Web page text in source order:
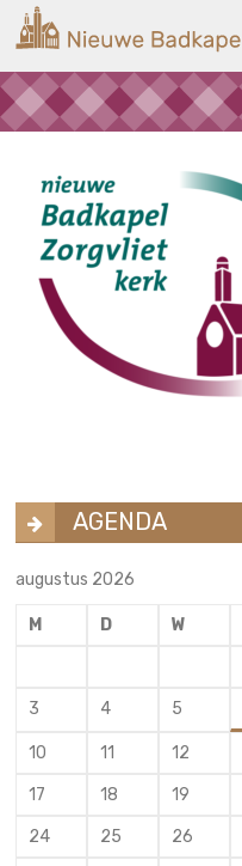
naar
inhoud
Nieuwe
Badkapel
Kerk
AGENDA
augustus 2026
M D W
3 4 5
10 11 12
17 18 19
24 25 26